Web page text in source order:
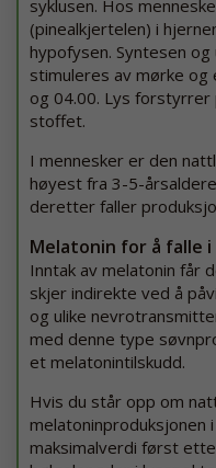
syklusen. Hos
(pinealkjertelen) i
hypofysen. Syntesen
stimuleres av mørke og
og 04.00. Lys forstyrrer
stoffet.
I mennesker er den
høyest fra 3-5-
deretter faller
Melatonin for å falle i
Inntak av melatonin får
skjer indirekte ved å
og ulike
med denne type
et melatonintilskudd.
Hvis du står opp om
melatoninproduksjonen
maksimalverdi først